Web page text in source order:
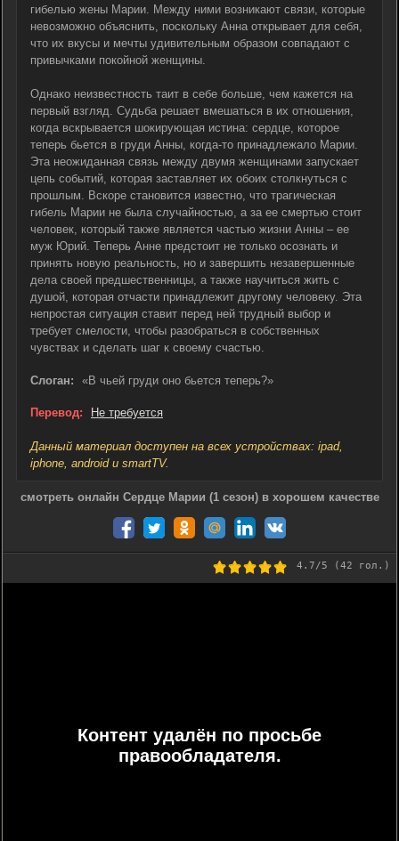
гибелью жены Марии. Между ними возникают связи, которые
невозможно объяснить, поскольку Анна открывает для себя,
что их вкусы и мечты удивительным образом совпадают с
привычками покойной женщины.
Однако неизвестность таит в себе больше, чем кажется на
первый взгляд. Судьба решает вмешаться в их отношения,
когда вскрывается шокирующая истина: сердце, которое
теперь бьется в груди Анны, когда-то принадлежало Марии.
Эта неожиданная связь между двумя женщинами запускает
цепь событий, которая заставляет их обоих столкнуться с
прошлым. Вскоре становится известно, что трагическая
гибель Марии не была случайностью, а за ее смертью стоит
человек, который также является частью жизни Анны – ее
муж Юрий. Теперь Анне предстоит не только осознать и
принять новую реальность, но и завершить незавершенные
дела своей предшественницы, а также научиться жить с
душой, которая отчасти принадлежит другому человеку. Эта
непростая ситуация ставит перед ней трудный выбор и
требует смелости, чтобы разобраться в собственных
чувствах и сделать шаг к своему счастью.
Слоган: «В чьей груди оно бьется теперь?»
Перевод: Не требуется
Данный материал доступен на всех устройствах: ipad,
iphone, android и smartTV.
смотреть онлайн Сердце Марии (1 сезон) в хорошем качестве
4.7/5 (42 гол.)
Контент удалён по просьбе
правообладателя.